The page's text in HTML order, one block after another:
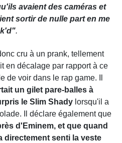
avaient des caméras et
sortir de nulle part en me
.
cru à un prank, tellement
en décalage par rapport à ce
de voir dans le rap game. Il
un gilet pare-balles à
le Slim Shady lorsqu'il a
Il déclare également que
d'Eminem, et que quand
directement senti la veste